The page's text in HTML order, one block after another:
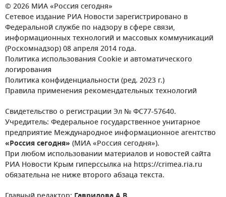
© 2026 МИА «Россия сегодня»
Сетевое издание РИА Новости зарегистрировано в
Федеральной службе по надзору в сфере связи,
информационных технологий и массовых коммуникаций
(Роскомнадзор) 08 апреля 2014 года.
Политика использования Cookie и автоматического
логирования
Политика конфиденциальности (ред. 2023 г.)
Правила применения рекомендательных технологий
Свидетельство о регистрации Эл № ФС77-57640.
Учредитель: Федеральное государственное унитарное
предприятие Международное информационное агентство
«Россия сегодня» (МИА «Россия сегодня»).
При любом использовании материалов и новостей сайта
РИА Новости Крым гиперссылка на https://crimea.ria.ru
обязательна не ниже второго абзаца текста.